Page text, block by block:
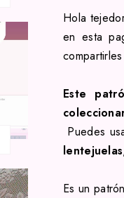
Hola
en esta
Este
Puedes
lentejuelas
Es un